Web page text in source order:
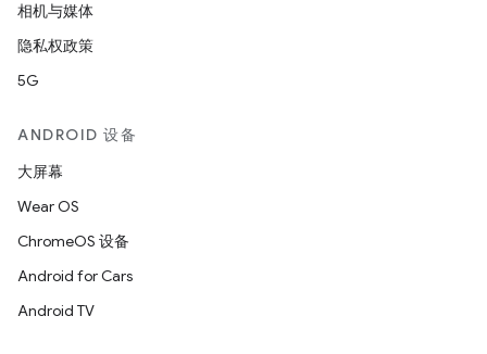
相机与媒体
隐私权政策
5G
ANDROID 设备
大屏幕
Wear OS
ChromeOS 设备
Android for Cars
Android TV